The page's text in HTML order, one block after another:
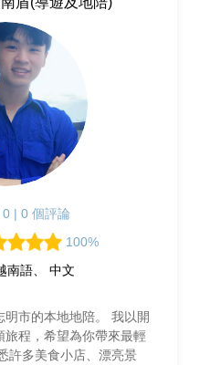
0 | 0 個評論
100%
南語、 中文
市的本地地陪。 我以開
程，希望為你帶來最輕
許多美食小店、漂亮景